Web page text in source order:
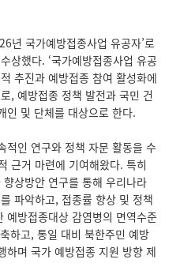
년 국가예방접종사업 유공자’로
상했다. ‘국가예방접종사업 유공
추진과 예방접종 참여 활성화에
, 예방접종 정책 발전과 국민 건
인 및 단체를 대상으로 한다.
적인 연구와 정책 자문 활동을 수
근거 마련에 기여해왔다. 특히
상방안 연구를 통해 우리나라
파악하고, 접종률 향상 및 정책
예방접종대상 감염병의 면역수준
하고, 통일 대비 북한주민 예방
하며 국가 예방접종 지원 방향 제